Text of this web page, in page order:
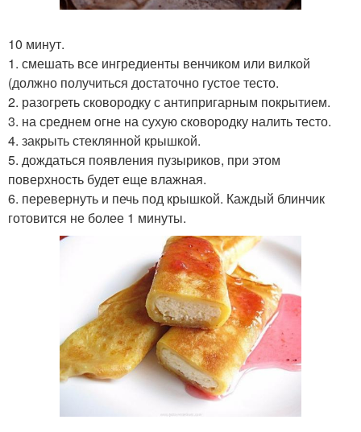
10 минут.
1. смешать все ингредиенты венчиком или вилкой
(должно получиться достаточно густое тесто.
2. разогреть сковородку с антипригарным покрытием.
3. на среднем огне на сухую сковородку налить тесто.
4. закрыть стеклянной крышкой.
5. дождаться появления пузыриков, при этом
поверхность будет еще влажная.
6. перевернуть и печь под крышкой. Каждый блинчик
готовится не более 1 минуты.